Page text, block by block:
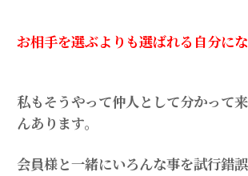
お相手を選ぶよりも選ばれる自分に
私もそうやって仲人として分かって
んあります。
会員様と一緒にいろんな事を試行錯